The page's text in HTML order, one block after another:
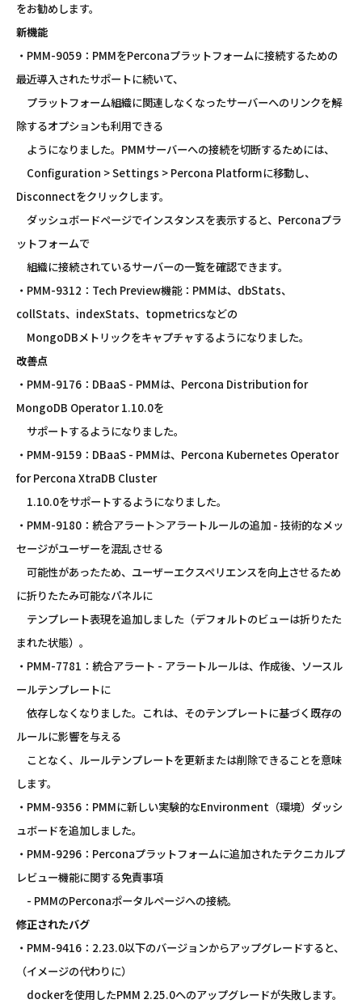
をお勧めします。
新機能
・PMM-9059：PMMをPerconaプラットフォームに接続するための
最近導入されたサポートに続いて、
プラットフォーム組織に関連しなくなったサーバーへのリンクを解
除するオプションも利用できる
ようになりました。PMMサーバーへの接続を切断するためには、
Configuration > Settings > Percona Platformに移動し、
Disconnectをクリックします。
ダッシュボードページでインスタンスを表示すると、Perconaプラ
ットフォームで
組織に接続されているサーバーの一覧を確認できます。
・PMM-9312：Tech Preview機能：PMMは、dbStats、
collStats、indexStats、topmetricsなどの
MongoDBメトリックをキャプチャするようになりました。
改善点
・PMM-9176：DBaaS - PMMは、Percona Distribution for
MongoDB Operator 1.10.0を
サポートするようになりました。
・PMM-9159：DBaaS - PMMは、Percona Kubernetes Operator
for Percona XtraDB Cluster
1.10.0をサポートするようになりました。
・PMM-9180：統合アラート＞アラートルールの追加 - 技術的なメッ
セージがユーザーを混乱させる
可能性があったため、ユーザーエクスペリエンスを向上させるため
に折りたたみ可能なパネルに
テンプレート表現を追加しました（デフォルトのビューは折りたた
まれた状態）。
・PMM-7781：統合アラート - アラートルールは、作成後、ソースル
ールテンプレートに
依存しなくなりました。これは、そのテンプレートに基づく既存の
ルールに影響を与える
ことなく、ルールテンプレートを更新または削除できることを意味
します。
・PMM-9356：PMMに新しい実験的なEnvironment（環境）ダッシ
ュボードを追加しました。
・PMM-9296：Perconaプラットフォームに追加されたテクニカルプ
レビュー機能に関する免責事項
- PMMのPerconaポータルページへの接続。
修正されたバグ
・PMM-9416：2.23.0以下のバージョンからアップグレードすると、
（イメージの代わりに）
dockerを使用したPMM 2.25.0へのアップグレードが失敗します。